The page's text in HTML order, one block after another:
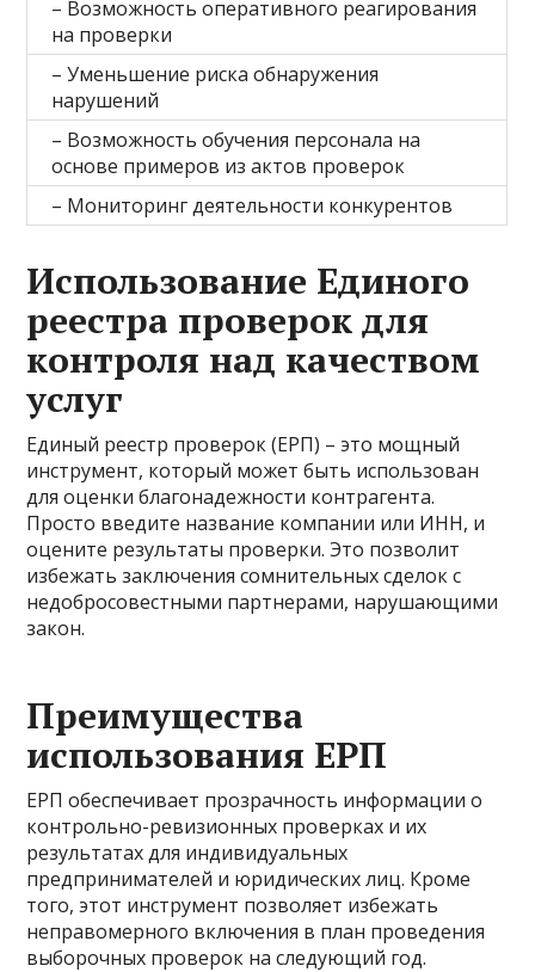
– Возможность оперативного реагирования
на проверки
– Уменьшение риска обнаружения
нарушений
– Возможность обучения персонала на
основе примеров из актов проверок
– Мониторинг деятельности конкурентов
Использование Единого
реестра проверок для
контроля над качеством
услуг
Единый реестр проверок (ЕРП) – это мощный
инструмент, который может быть использован
для оценки благонадежности контрагента.
Просто введите название компании или ИНН, и
оцените результаты проверки. Это позволит
избежать заключения сомнительных сделок с
недобросовестными партнерами, нарушающими
закон.
Преимущества
использования ЕРП
ЕРП обеспечивает прозрачность информации о
контрольно-ревизионных проверках и их
результатах для индивидуальных
предпринимателей и юридических лиц. Кроме
того, этот инструмент позволяет избежать
неправомерного включения в план проведения
выборочных проверок на следующий год.